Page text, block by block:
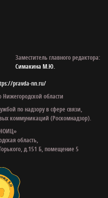
Заместитель главного редактора:
Симакина М.Ю.
pravda-nn.ru/
Нижегородской области
по надзору в сфере связи,
коммуникаций (Роскомнадзор).
область,
д.151 Б, помещение 5